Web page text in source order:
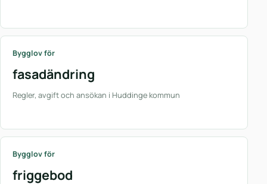
Bygglov för
fasadändring
Regler, avgift och ansökan i Huddinge kommun
Bygglov för
friggebod